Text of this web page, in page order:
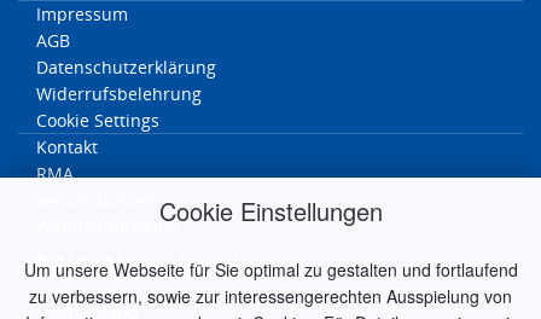
Cookie Einstellungen
Um unsere Webseite für Sie optimal zu gestalten und fortlaufend
zu verbessern, sowie zur interessengerechten Ausspielung von
Impressum
AGB
Datenschutzerklärung
Widerrufsbelehrung
Cookie Settings
Kontakt
RMA
Widerrufformular
MK Worldwide
Deutschland